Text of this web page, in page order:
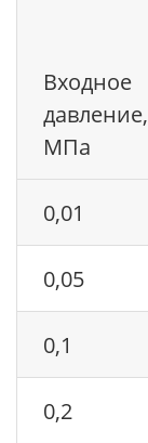
Входное
давление,
МПа
0,01
0,05
0,1
0,2